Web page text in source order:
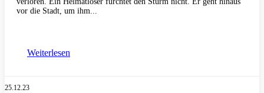
vor die Stadt, um ihm...
Weiterlesen
25.12.23